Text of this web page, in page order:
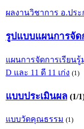
ผลงานวิชาการ อ.ปร
รูปแบบแผนการจัด
แผนการจัดการเรียน
D และ 11 ดี 11 เก่ง (1)
แบบประเมินผล (1/
แบบวัดคุณธรรม (1)